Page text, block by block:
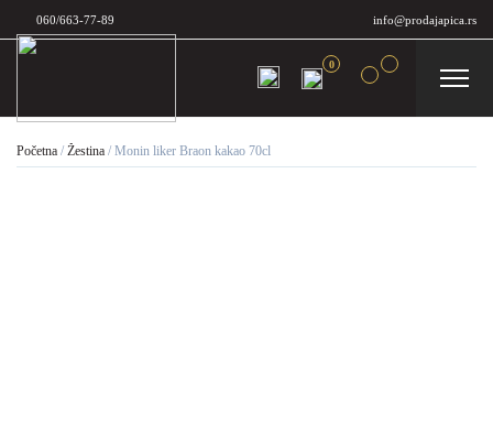
060/663-77-89 info@prodajapica.rs
0
Početna / Žestina / Monin liker Braon kakao 70cl